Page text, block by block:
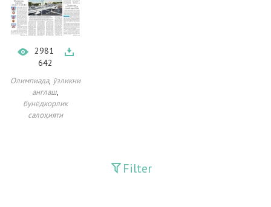
2981
642
Олимпиада, ўзликни
англаш,
бунёдкорлик
салоҳияти
Filter